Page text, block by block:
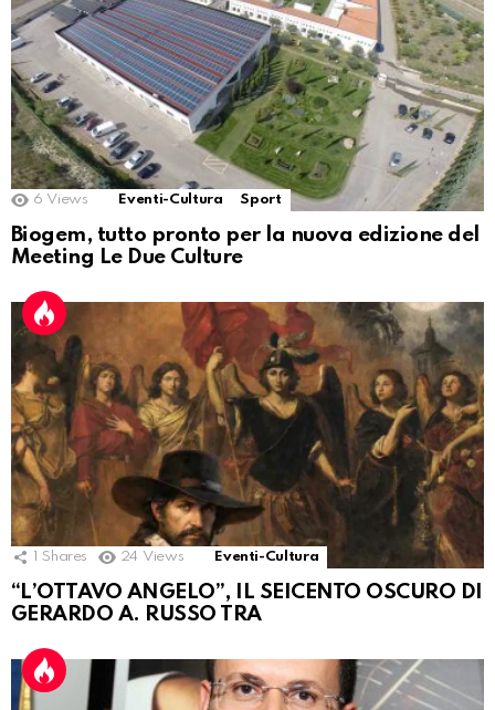
6 Views Eventi-Cultura Sport
Biogem, tutto pronto per la nuova edizione del
Meeting Le Due Culture
1 Shares 24 Views Eventi-Cultura
“L’OTTAVO ANGELO”, IL SEICENTO OSCURO DI
GERARDO A. RUSSO TRA